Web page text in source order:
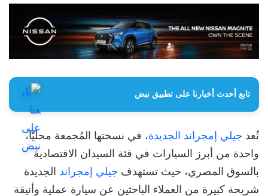
تابع أحدث أخبارنا على تطبيق نبض
تُعد جيلي إمجراند الجديدة، في نسختها المُجمعة محليًا،
واحدة من أبرز السيارات في فئة السيدان الاقتصادية
بالسوق المصري، حيث تستهدف جيلي إمجراند الجديدة
شريحة كبيرة من العملاء الباحثين عن سيارة عملية وأنيقة